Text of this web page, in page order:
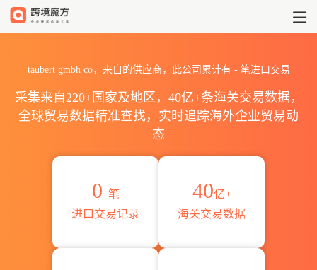
taubert gmbh co，来自的供应商，此公司累计有 -笔进口交易
采集来自220+国家及地区，40亿+条海关交易数据，
全球贸易数据精准查找，实时追踪海外企业贸易动
态
0 笔
进口交易记录
40亿+
海关交易数据